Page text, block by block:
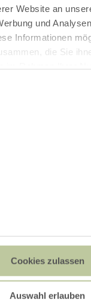
Website an
und
Informationen
die Sie
Cookies zulassen
Auswahl erlauben